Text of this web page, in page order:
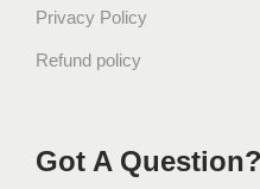
Privacy Policy
Refund policy
Got A